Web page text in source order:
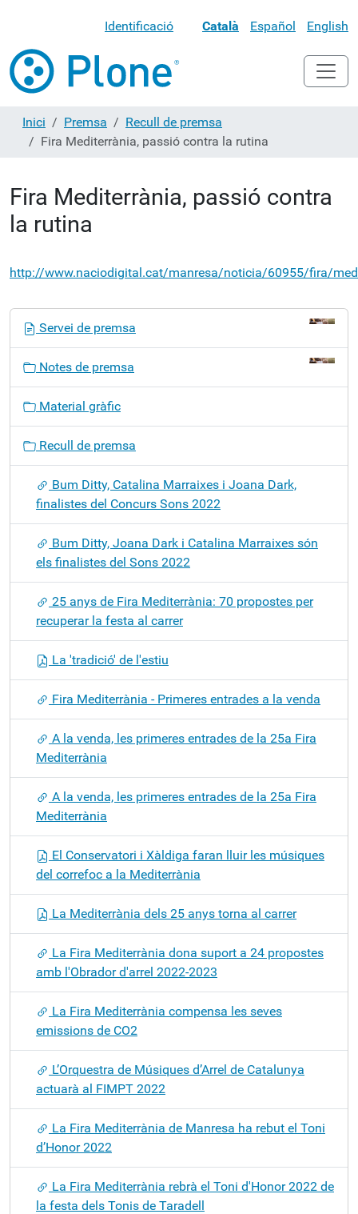
Identificació Català Español English
Inici Premsa
Recull de premsa
Fira Mediterrània, passió contra la rutina
Fira Mediterrània, passió contra
la rutina
http://www.naciodigital.cat/manresa/noticia/60955/fira/
ó
Servei de premsa
Notes de premsa
Material gràfic
Recull de premsa
Bum Ditty, Catalina Marraixes i Joana Dark,
finalistes del Concurs Sons 2022
Bum Ditty, Joana Dark i Catalina Marraixes són
els finalistes del Sons 2022
25 anys de Fira Mediterrània: 70 propostes per
recuperar la festa al carrer
La 'tradició' de l'estiu
Fira Mediterrània - Primeres entrades a la venda
A la venda, les primeres entrades de la 25a Fira
Mediterrània
A la venda, les primeres entrades de la 25a Fira
Mediterrània
El Conservatori i Xàldiga faran lluir les músiques
del correfoc a la Mediterrània
La Mediterrània dels 25 anys torna al carrer
La Fira Mediterrània dona suport a 24 propostes
amb l'Obrador d'arrel 2022-2023
La Fira Mediterrània compensa les seves
emissions de CO2
L’Orquestra de Músiques d’Arrel de Catalunya
actuarà al FIMPT 2022
La Fira Mediterrània de Manresa ha rebut el Toni
d’Honor 2022
La Fira Mediterrània rebrà el Toni d'Honor 2022 de
la festa dels Tonis de Taradell